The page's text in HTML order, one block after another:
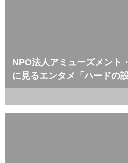
NPO法人アミューズメント
に見るエンタメ「ハードの